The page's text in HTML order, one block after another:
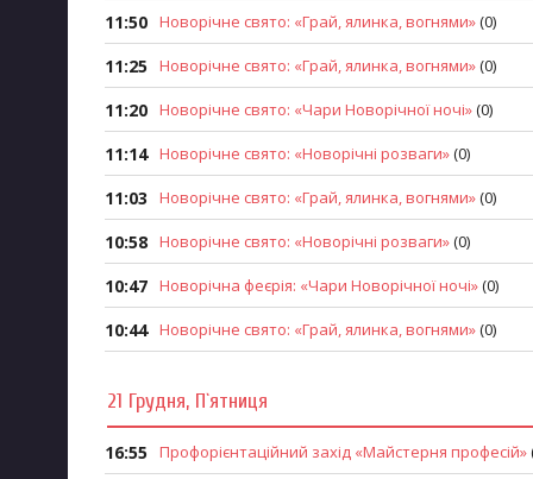
11:50 Новорічне свято: «Грай, ялинка, вогнями»(0)
11:25 Новорічне свято: «Грай, ялинка, вогнями»(0)
11:20 Новорічне свято: «Чари Новорічної ночі»(0)
11:14 Новорічне свято: «Новорічні розваги»(0)
11:03 Новорічне свято: «Грай, ялинка, вогнями»(0)
10:58 Новорічне свято: «Новорічні розваги»(0)
10:47 Новорічна феєрія: «Чари Новорічної ночі»(0)
10:44 Новорічне свято: «Грай, ялинка, вогнями»(0)
21 Грудня, П`ятниця
16:55 Профорієнтаційний захід «Майстерня професій»